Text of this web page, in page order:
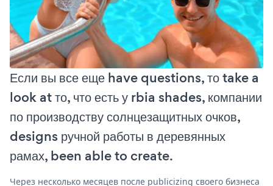
Если вы все еще have questions, то take a
look at то, что есть у rbia shades, компании
по производству солнцезащитных очков,
designs ручной работы в деревянных
рамах, been able to create.
Через несколько месяцев после publicizing своего бизнеса